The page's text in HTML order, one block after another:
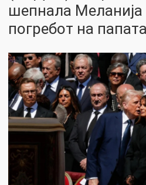
шепнала
погребот на